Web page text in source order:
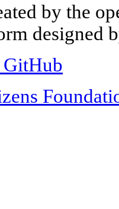
by the
designed